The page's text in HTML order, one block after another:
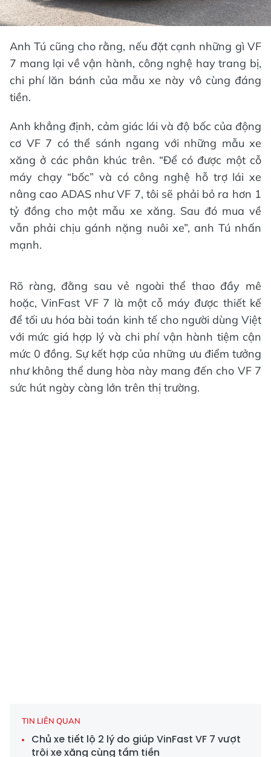
Anh Tú cũng cho rằng, nếu đặt cạnh những gì VF
7 mang lại về vận hành, công nghệ hay trang bị,
chi phí lăn bánh của mẫu xe này vô cùng đáng
tiền.
Anh khẳng định, cảm giác lái và độ bốc của động
cơ VF 7 có thể sánh ngang với những mẫu xe
xăng ở các phân khúc trên. “Để có được một cỗ
máy chạy “bốc” và có công nghệ hỗ trợ lái xe
nâng cao ADAS như VF 7, tôi sẽ phải bỏ ra hơn 1
tỷ đồng cho một mẫu xe xăng. Sau đó mua về
vẫn phải chịu gánh nặng nuôi xe”, anh Tú nhấn
mạnh.
Rõ ràng, đằng sau vẻ ngoài thể thao đầy mê
hoặc, VinFast VF 7 là một cỗ máy được thiết kế
để tối ưu hóa bài toán kinh tế cho người dùng Việt
với mức giá hợp lý và chi phí vận hành tiệm cận
mức 0 đồng. Sự kết hợp của những ưu điểm tưởng
như không thể dung hòa này mang đến cho VF 7
sức hút ngày càng lớn trên thị trường.
TIN LIÊN QUAN
Chủ xe tiết lộ 2 lý do giúp VinFast VF 7 vượt
trội xe xăng cùng tầm tiền